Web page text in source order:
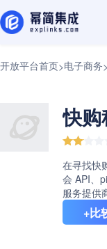
开放平台首页>电子商务>
快
在寻找快
会 API、
服务提供
+比